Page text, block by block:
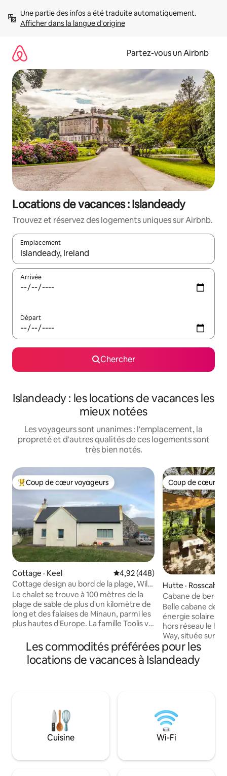
directement
Afficher dans la langue d'origine
Partez-vous un Airbnb
Locations de vacances : Islandeady
Trouvez et réservez des logements uniques sur Airbnb.
Emplacement
Quand les résultats sont affichés, parcourez-les en utilisant
Arrivée
Départ
Chercher
Islandeady : les locations de vacances les
mieux notées
Les voyageurs sont unanimes : l'emplacement, la
propreté et d'autres qualités de ces logements sont
très bien notés.
Coup de cœur voyageurs parmi les plus aimés
Coup de cœur voyageurs
Cottage · Keel Note moyenne de 4,92 sur 5,
4,92 (448)
Cottage design au bord de la plage, Wild
Atlantic Way
Le chalet se trouve à 100 mètres de la
plage de sable de plus d'un kilomètre de
long et des falaises de Minaun, parmi les
plus hautes d'Europe. La famille Toolis vit
pierre désert de Dookinella se trouve
toujours dans le champ à côté. Le village
de Keel se trouve à 5 minutes en voiture
promenades fabuleuses commencent
juste à la porte, des randonnées faciles
aux randonnées en montagne. Parfait
pour les couples et les familles. Bon WiFi.
Coup de cœur
Coup de cœur
Hutte · Rosscahill
Cabane de
avec jacuzzi
Belle cabane de
énergie solaire
hors réseau le
Way, située sur
Connemara, à 20
Galway et à 10
du Lough Corrib. Capacité d'accueil de
dépendance
douche chauffée.
bois dans la
bois d'allumage
Les commodités préférées pour les
locations de vacances à Islandeady
Cuisine Wi-Fi